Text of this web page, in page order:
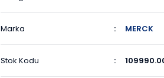
Marka MERCK
Stok Kodu